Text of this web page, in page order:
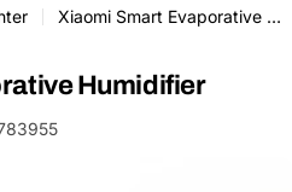
Xiaomi Smart Evaporative Humidifier
Humidifier